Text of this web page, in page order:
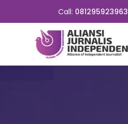
Call: 081295923963